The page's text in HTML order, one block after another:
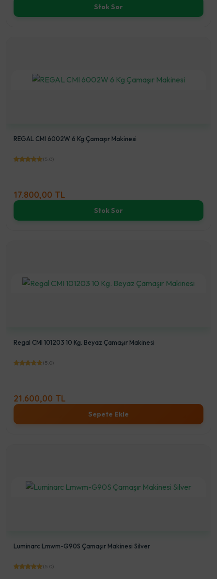
Stok Sor
REGAL CMI 6002W 6 Kg Çamaşır Makinesi
(5.0)
17.800,00 TL
Stok Sor
Regal CMI 101203 10 Kg. Beyaz Çamaşır Makinesi
(5.0)
21.600,00 TL
Sepete Ekle
Luminarc Lmwm-G90S Çamaşır Makinesi Silver
(5.0)